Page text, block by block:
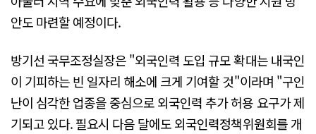
안도 마련할 예정이다.
방기선 국무조정실장은 "외국인력 도입 규모 확대는 내국인
이 기피하는 빈 일자리 해소에 크게 기여할 것"이라며 "구인
난이 심각한 업종을 중심으로 외국인력 추가 허용 요구가 제
기되고 있다. 필요시 다음 달에도 외국인력정책위원회를 개